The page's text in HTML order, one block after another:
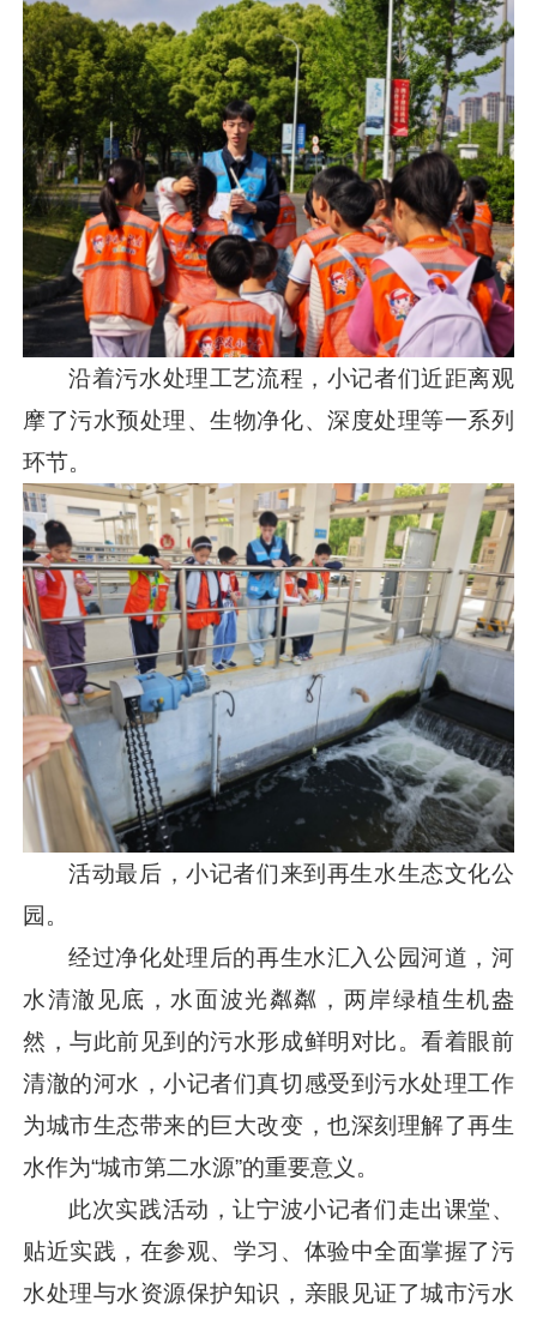
沿着污水处理工艺流程，小记者们近距离观
摩了污水预处理、生物净化、深度处理等一系列
环节。
活动最后，小记者们来到再生水生态文化公
园。
经过净化处理后的再生水汇入公园河道，河
水清澈见底，水面波光粼粼，两岸绿植生机盎
然，与此前见到的污水形成鲜明对比。看着眼前
清澈的河水，小记者们真切感受到污水处理工作
为城市生态带来的巨大改变，也深刻理解了再生
水作为“城市第二水源”的重要意义。
此次实践活动，让宁波小记者们走出课堂、
贴近实践，在参观、学习、体验中全面掌握了污
水处理与水资源保护知识，亲眼见证了城市污水